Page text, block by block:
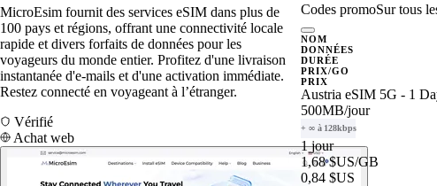
MicroEsim fournit des services eSIM dans plus de
100 pays et régions, offrant une connectivité locale
rapide et divers forfaits de données pour les
voyageurs du monde entier. Profitez d'une livraison
instantanée d'e-mails et d'une activation immédiate.
Restez connecté en voyageant à l’étranger.
Vérifié
Achat web
Codes promoSur tous
NOM
DONNÉES
DURÉE
PRIX/GO
PRIX
Austria eSIM 5G - 1
500MB/jour
+ ∞ à 128kbps
1 jour
1,68 $US/GB
0,84 $US